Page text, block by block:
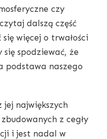
czy
dalszą część
więcej o trwałości
się spodziewać, że
podstawa naszego
jej największych
z cegły
i jest nadal w